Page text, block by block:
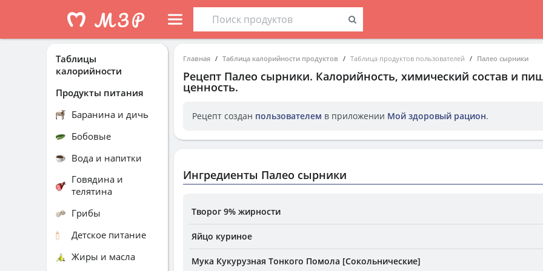
Главная Таблица калорийности продуктов Таблица продуктов пользователей Палео сырники
Рецепт Палео сырники. Калорийность, химический состав и
ценность.
Рецепт создан пользователем в приложении Мой здоровый рацион.
Ингредиенты Палео сырники
Творог 9% жирности
Яйцо куриное
Мука Кукурузная Тонкого Помола [Сокольнические]
Таблицы
калорийности
Продукты питания
Баранина и дичь
Бобовые
Вода и напитки
Говядина и
телятина
Грибы
Детское питание
Жиры и масла